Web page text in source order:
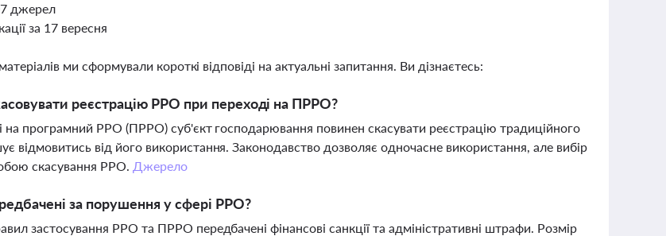
джерел
за 17 вересня
ми сформували короткі відповіді на актуальні запитання. Ви дізнаєтесь:
реєстрацію РРО при переході на ПРРО?
на програмний РРО (ПРРО) суб'єкт господарювання повинен скасувати реєстрацію традиційного
відмовитись від його використання. Законодавство дозволяє одночасне використання, але вибір
скасування РРО. Джерело
за порушення у сфері РРО?
застосування РРО та ПРРО передбачені фінансові санкції та адміністративні штрафи. Розмір